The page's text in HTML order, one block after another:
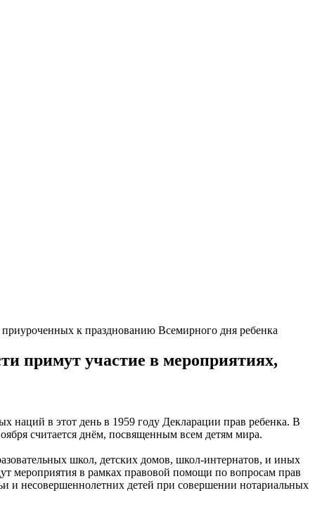
к празднованию Всемирного дня ребенка
примут участие в мероприятиях,
наций в этот день в 1959 году Декларации прав ребенка. В
считается днём, посвященным всем детям мира.
школ, детских домов, школ-интернатов, и иных
мероприятия в рамках правовой помощи по вопросам прав
и несовершеннолетних детей при совершении нотариальных